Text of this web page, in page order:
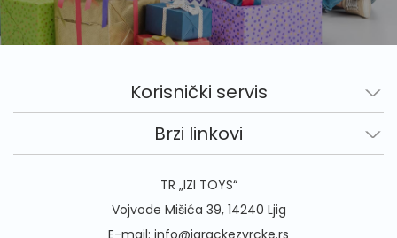
Korisnički servis
Brzi linkovi
TR „IZI TOYS“
Vojvode Mišića 39, 14240 Ljig
E-mail: info@igrackezvrcke.rs